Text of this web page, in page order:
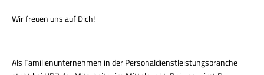
Wir freuen uns auf Dich!
Als Familienunternehmen in der Personaldienstleistungsbranche